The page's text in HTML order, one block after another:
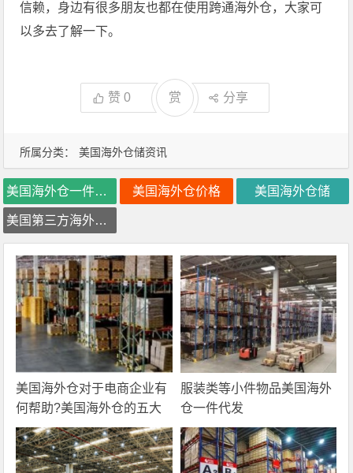
所属分类： 美国海外仓储资讯
信赖，身边有很多朋友也都在使用跨通海外仓，大家可
以多去了解一下。
赞0 赏 分享
美国海外仓一件代发 美国海外仓价格 美国海外仓储
美国第三方海外仓库
美国海外仓对于电商企业有
何帮助?美国海外仓的五大
优势你了解吗?
服装类等小件物品美国海外
仓一件代发